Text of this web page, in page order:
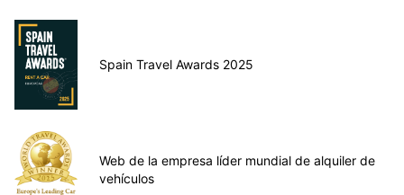
Spain Travel Awards 2025
Web de la empresa líder mundial de alquiler de
vehículos